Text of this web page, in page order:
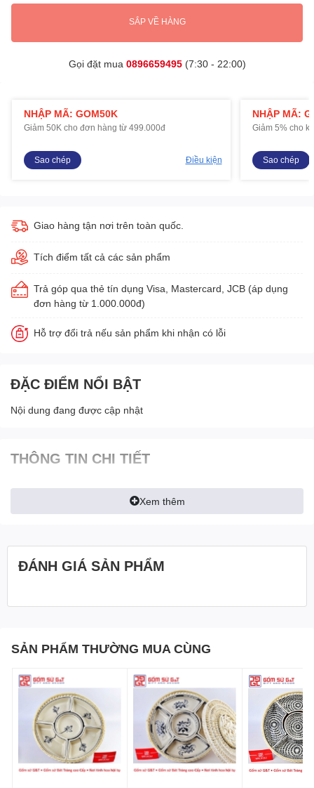
SẮP VỀ HÀNG
Gọi đặt mua 0896659495(7:30 - 22:00)
NHẬP MÃ: GOM50K
Giảm 50K cho đơn hàng từ 499.000đ
Sao chép Điều kiện
NHẬP MÃ:
Giảm 5% cho
Sao chép
Giao hàng tận nơi trên toàn quốc.
Tích điểm tất cả các sản phẩm
Trả góp qua thẻ tín dụng Visa, Mastercard, JCB (áp dụng
đơn hàng từ 1.000.000đ)
Hỗ trợ đổi trả nếu sản phẩm khi nhận có lỗi
ĐẶC ĐIỂM NỔI BẬT
Nội dung đang được cập nhật
THÔNG TIN CHI TIẾT
Xem thêm
ĐÁNH GIÁ SẢN PHẨM
SẢN PHẨM THƯỜNG MUA CÙNG